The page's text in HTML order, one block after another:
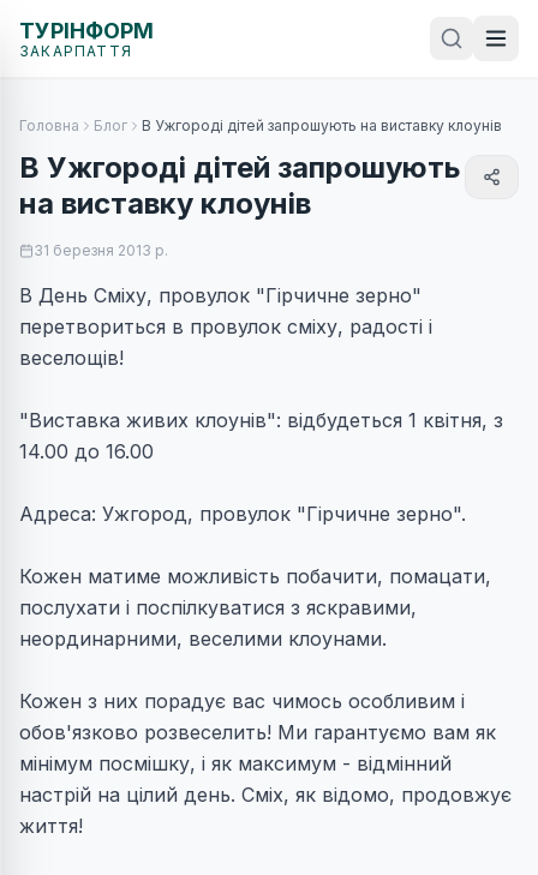
ТУРІНФОРМ
ЗАКАРПАТТЯ
Головна Блог В Ужгороді дітей запрошують на виставку клоунів
В Ужгороді дітей запрошують
на виставку клоунів
31 березня 2013 р.
В День Сміху, провулок "Гірчичне зерно"
перетвориться в провулок сміху, радості і
веселощів!
"Виставка живих клоунів": відбудеться 1 квітня, з
14.00 до 16.00
Адреса: Ужгород, провулок "Гірчичне зерно".
Кожен матиме можливість побачити, помацати,
послухати і поспілкуватися з яскравими,
неординарними, веселими клоунами.
Кожен з них порадує вас чимось особливим і
обов'язково розвеселить! Ми гарантуємо вам як
мінімум посмішку, і як максимум - відмінний
настрій на цілий день. Сміх, як відомо, продовжує
життя!